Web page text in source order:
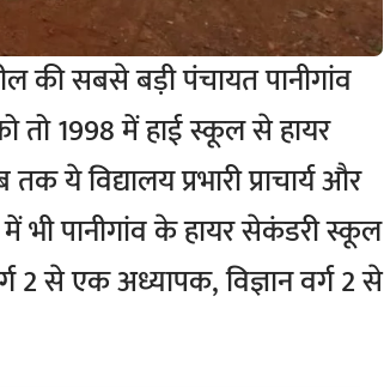
की सबसे बड़ी पंचायत पानीगांव
तो 1998 में हाई स्कूल से हायर
विद्यालय प्रभारी प्राचार्य और
भी पानीगांव के हायर सेकंडरी स्कूल
2 से एक अध्यापक, विज्ञान वर्ग 2 से